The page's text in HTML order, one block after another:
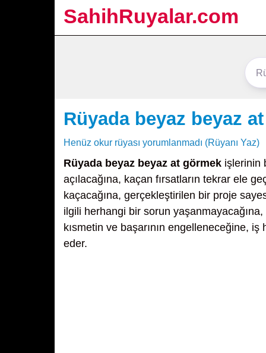
SahihRuyalar.com
Rüyada beyaz beyaz
Henüz okur rüyası yorumlanmadı (Rüyanı Yaz)
Rüyada beyaz beyaz at görmek işlerinin
açılacağına, kaçan fırsatların tekrar ele
kaçacağına, gerçekleştirilen bir proje
ilgili herhangi bir sorun
kısmetin ve başarının engelleneceğine,
eder.